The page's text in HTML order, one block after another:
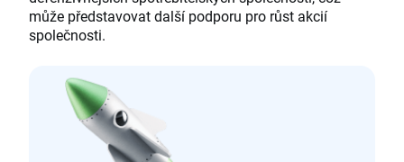
může představovat další podporu pro růst akcií
společnosti.